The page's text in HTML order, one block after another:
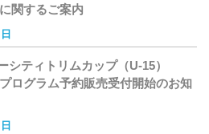
関するご案内
シティトリムカップ（U-15）
ログラム予約販売受付開始のお知